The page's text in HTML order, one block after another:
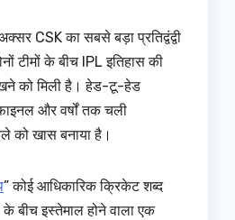
CSK का सबसे बड़ा प्रतिद्वंद्वी
टीमों के बीच IPL इतिहास की
को मिली है। हेड-टू-हेड
और वर्षों तक चली
को खास बनाया है।
” कोई आधिकारिक क्रिकेट शब्द
इस्तेमाल होने वाला एक